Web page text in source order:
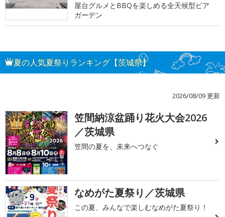
屋台グルメとBBQを楽しめる全天候型ビア
ガーデン
夏の人気夏祭りランキング【茨城県】
2026/08/09 更新
1
笠間納涼盆踊り花火大会2026
／茨城県
笠間の夏を、未来へつなぐ
2 なめがた夏祭り／茨城県
この夏、みんなで楽しむなめがた夏祭り！